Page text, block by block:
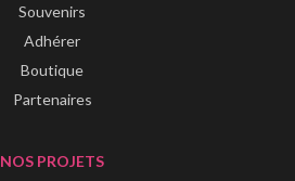
Souvenirs
Adhérer
Boutique
Partenaires
NOS PROJETS